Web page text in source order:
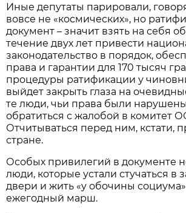
Иные депутаты парировали,
вовсе не «космических», но
документ – значит взять на себя
течение двух лет привести
законодательство в порядок,
права и гарантии для 170 тысяч
процедуры ратификации у
выйдет закрыть глаза на
те люди, чьи права были
обратиться с жалобой в комитет
Отчитываться перед ним, кстати,
стране.
Особых привилегий в документе
люди, которые устали стучаться в
двери и жить «у обочины
ежегодный марш.